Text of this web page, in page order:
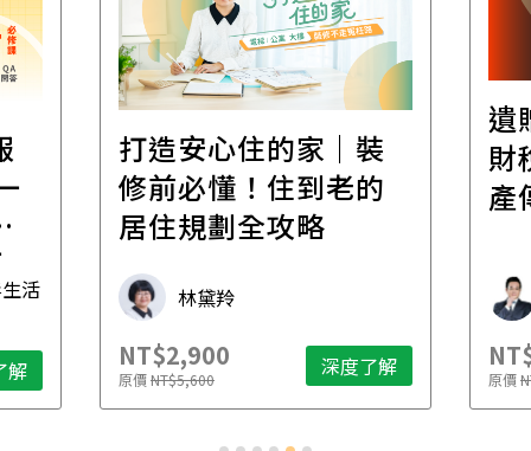
活
解
打造安心住的家｜裝
修前必懂！住到老的
居住規劃全攻略
林黛羚
NT$2,900
原價NT$5,600 深度了解
遺
財
產
原價